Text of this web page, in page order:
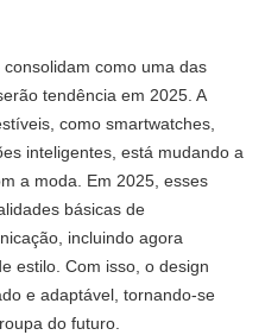
como uma das
tendência em 2025. A
como smartwatches,
inteligentes, está mudando a
a moda. Em 2025, esses
básicas de
incluindo agora
estilo. Com isso, o design
e adaptável, tornando-se
do futuro.